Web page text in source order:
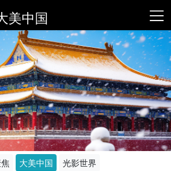
美中国
大美中国 光影世界